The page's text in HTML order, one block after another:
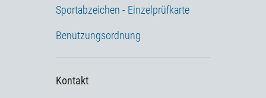
Sportabzeichen - Einzelprüfkarte
Benutzungsordnung
Kontakt